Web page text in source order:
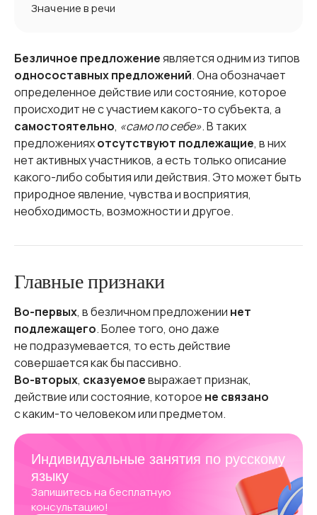
Значение в речи
Безличное предложениеявляется одним из типов
односоставных предложений. Она обозначает
определенное действие или состояние, которое
происходит не с участием какого-то субъекта, а
самостоятельно, «само по себе». В таких
предложенияхотсутствуют подлежащие, в них
нет активных участников, а есть только описание
какого-либо события или действия. Это может быть
природное явление, чувства и восприятия,
необходимость, возможности и другое.
Главные признаки
Во-первых, в безличном предложении нет
подлежащего. Более того, оно даже
не подразумевается, то есть действие
совершается как бы пассивно.
Во-вторых, сказуемоевыражает признак,
действие или состояние, которое не связано
с каким-то человеком или предметом.
Индивидуальные занятия по русскому
языку
Запишитесь на бесплатную
консультацию!